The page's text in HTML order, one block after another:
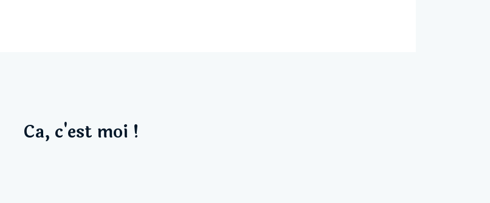
Ca, c'est moi !